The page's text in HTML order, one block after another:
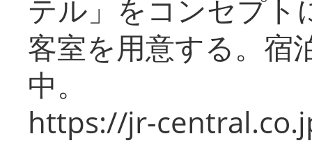
テル」をコンセプト
客室を用意する。宿
中。
https://jr-